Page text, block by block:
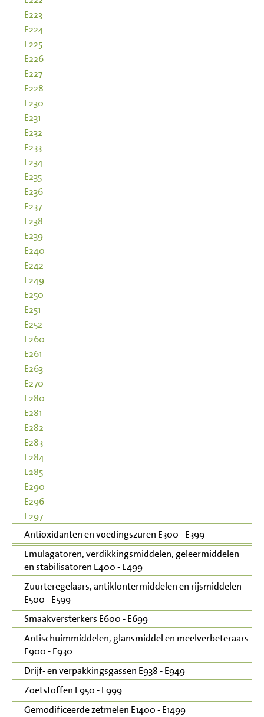
E223
E224
E225
E226
E227
E228
E230
E231
E232
E233
E234
E235
E236
E237
E238
E239
E240
E242
E249
E250
E251
E252
E260
E261
E263
E270
E280
E281
E282
E283
E284
E285
E290
E296
E297
Antioxidanten en voedingszuren E300 - E399
Emulagatoren, verdikkingsmiddelen, geleermiddelen
en stabilisatoren E400 - E499
Zuurteregelaars, antiklontermiddelen en rijsmiddelen
E500 - E599
Smaakversterkers E600 - E699
Antischuimmiddelen, glansmiddel en meelverbeteraars
E900 - E930
Drijf- en verpakkingsgassen E938 - E949
Zoetstoffen E950 - E999
Gemodificeerde zetmelen E1400 - E1499